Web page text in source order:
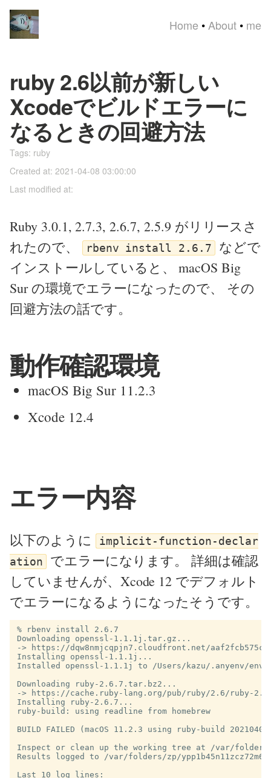
Home • About • me
ruby 2.6以前が新しい
Xcodeでビルドエラーに
なるときの回避方法
Tags: ruby
Created at: 2021-04-08 03:00:00
Last modified at:
Ruby 3.0.1, 2.7.3, 2.6.7, 2.5.9 がリリースさ
れたので、
rbenv install 2.6.7 などで
インストールしていると、 macOS Big
Sur の環境でエラーになったので、 その
回避方法の話です。
動作確認環境
macOS Big Sur 11.2.3
Xcode 12.4
エラー内容
以下のように
implicit-function-declar
ation でエラーになります。 詳細は確認
していませんが、Xcode 12 でデフォルト
でエラーになるようになったそうです。
% rbenv install 2.6.7
Downloading openssl-1.1.1j.tar.gz...
-> https://dqw8nmjcqpjn7.cloudfront.net/
Installing openssl-1.1.1j...
Installed openssl-1.1.1j to /Users/kazu/.anyenv/
Downloading ruby-2.6.7.tar.bz2...
-> https://cache.ruby-lang.org/pub/ruby/2.6/ruby-
Installing ruby-2.6.7...
ruby-build: using readline from homebrew
BUILD FAILED (macOS 11.2.3 using ruby-build
Inspect or clean up the working tree at /var/folders/zp/
Results logged to /var/folders/zp/
Last 10 log lines: